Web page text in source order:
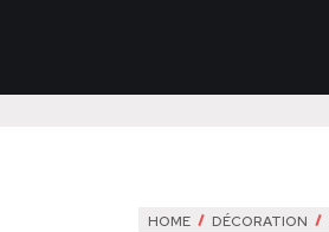
HOME DÉCORATION